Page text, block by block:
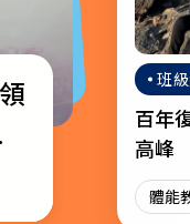
班
百年
高峰
體能